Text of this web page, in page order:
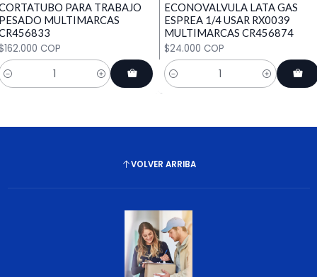
PARA TRABAJO
MULTIMARCAS
COP
ECONOVALVULA LATA GAS
ESPREA 1/4 USAR RX0039
MULTIMARCAS CR456874
$24.000 COP
Cantidad
VOLVER ARRIBA